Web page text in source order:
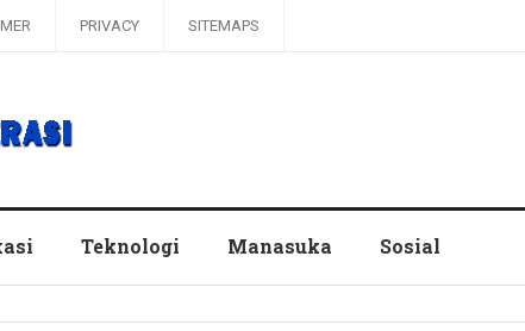
PRIVACY SITEMAPS
Teknologi Manasuka Sosial